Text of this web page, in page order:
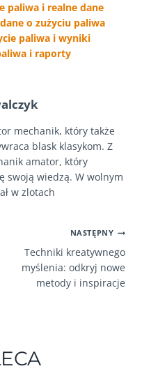
paliwa i realne dane
o zużyciu paliwa
paliwa i wyniki
i raporty
mechanik, który także
blask klasykom. Z
amator, który
swoją wiedzą. W wolnym
w zlotach
NASTĘPNY
Techniki kreatywnego
myślenia: odkryj nowe
metody i inspiracje